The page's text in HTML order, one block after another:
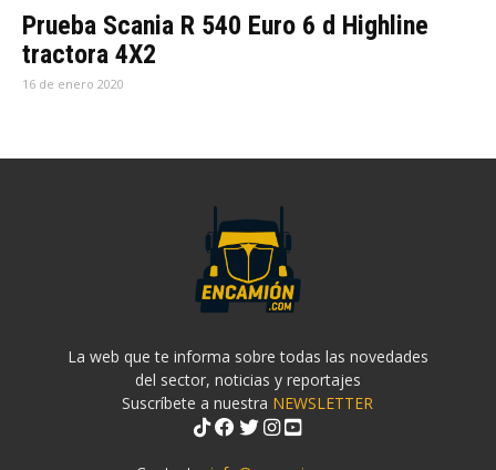
Prueba Scania R 540 Euro 6 d Highline
tractora 4X2
16 de enero 2020
La web que te informa sobre todas las novedades
del sector, noticias y reportajes
Suscríbete a nuestra NEWSLETTER